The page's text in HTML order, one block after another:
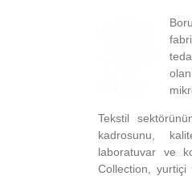
Tekstil
kadrosunu,
laboratuvar ve
Collection, yurtiçi